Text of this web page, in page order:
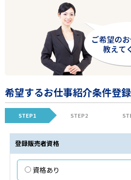
希望するお仕事紹介条件登
STEP1 STEP2
登録販売者資格
資格あり